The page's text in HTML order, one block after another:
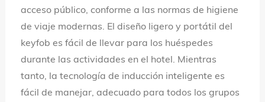
acceso público, conforme a las normas de higiene
de viaje modernas. El diseño ligero y portátil del
keyfob es fácil de llevar para los huéspedes
durante las actividades en el hotel. Mientras
tanto, la tecnología de inducción inteligente es
fácil de manejar, adecuado para todos los grupos